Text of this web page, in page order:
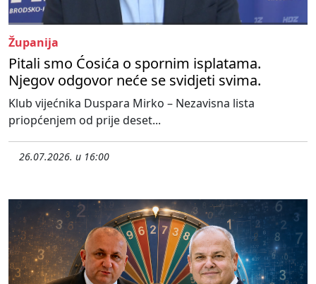
Županija
Pitali smo Ćosića o spornim isplatama.
Njegov odgovor neće se svidjeti svima.
Klub vijećnika Duspara Mirko – Nezavisna lista
priopćenjem od prije deset...
26.07.2026. u 16:00